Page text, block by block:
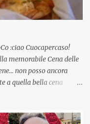
:ciao Cuocapercaso!
memorabile Cena delle
non posso ancora
a quella bella cena
e cerco degli spunti...